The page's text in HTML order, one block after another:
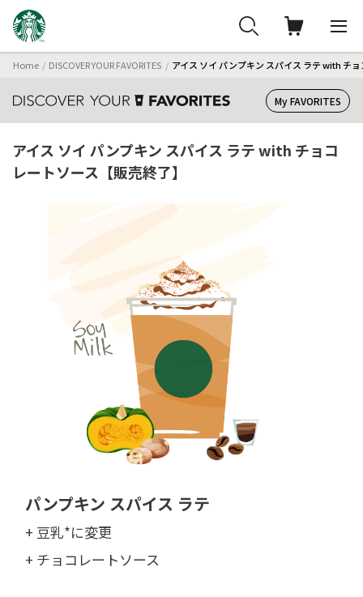
Home DISCOVER YOUR FAVORITES アイス ソイ パンプキン スパイス ラテ with チ
My FAVORITES
アイス ソイ パンプキン スパイス ラテ with チョコ
レートソース【販売終了】
パンプキン スパイス ラテ
+ 豆乳*に変更
+ チョコレートソース